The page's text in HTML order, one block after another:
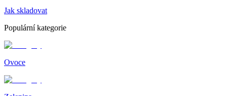
Jak skladovat
Populární kategorie
Ovoce